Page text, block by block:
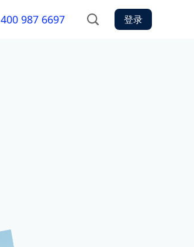
400 987 6697 登录